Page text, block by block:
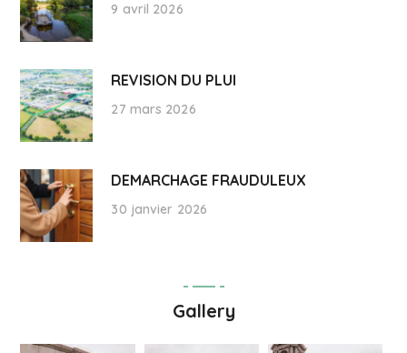
9 avril 2026
REVISION DU PLUI
27 mars 2026
DEMARCHAGE FRAUDULEUX
30 janvier 2026
Gallery